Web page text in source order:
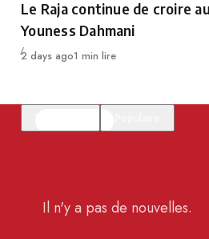
Le Raja continue de croire
Youness Dahmani
Publié
2 days ago1 min lire
Il n'y a pas de nouvelles.